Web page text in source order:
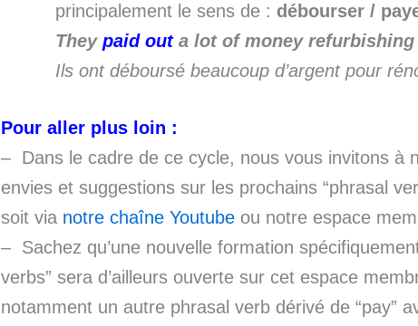
principalement le sens de : débourser /
They paid outa lot of money refurbishing
Ils ont déboursé beaucoup d’argent pour
Pour aller plus loin :
– Dans le cadre de ce cycle, nous vous invitons à
envies et suggestions sur les prochains “phrasal
soit via notre chaîne Youtube ou notre espace
– Sachez qu’une nouvelle formation
verbs” sera d’ailleurs ouverte sur cet espace
notamment un autre phrasal verb dérivé de “pay”